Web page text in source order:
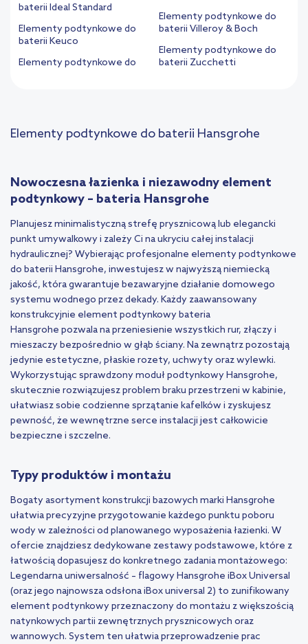
baterii Ideal Standard
Elementy podtynkowe do
baterii Keuco
Elementy podtynkowe do
Elementy podtynkowe do
baterii Villeroy & Boch
Elementy podtynkowe do
baterii Zucchetti
Elementy podtynkowe do baterii Hansgrohe
Nowoczesna łazienka i niezawodny element
podtynkowy – bateria Hansgrohe
Planujesz minimalistyczną strefę prysznicową lub elegancki
punkt umywalkowy i zależy Ci na ukryciu całej instalacji
hydraulicznej? Wybierając profesjonalne elementy podtynkowe
do baterii Hansgrohe, inwestujesz w najwyższą niemiecką
jakość, która gwarantuje bezawaryjne działanie domowego
systemu wodnego przez dekady. Każdy zaawansowany
konstrukcyjnie element podtynkowy bateria
Hansgrohe pozwala na przeniesienie wszystkich rur, złączy i
mieszaczy bezpośrednio w głąb ściany. Na zewnątrz pozostają
jedynie estetyczne, płaskie rozety, uchwyty oraz wylewki.
Wykorzystując sprawdzonymoduł podtynkowy Hansgrohe,
skutecznie rozwiązujesz problem braku przestrzeni w kabinie,
ułatwiasz sobie codzienne sprzątanie kafelków i zyskujesz
pewność, że wewnętrzne serce instalacji jest całkowicie
bezpieczne i szczelne.
Typy produktów i montażu
Bogaty asortyment konstrukcji bazowych marki Hansgrohe
ułatwia precyzyjne przygotowanie każdego punktu poboru
wody w zależności od planowanego wyposażenia łazienki. W
ofercie znajdziesz dedykowane zestawy podstawowe, które z
łatwością dopasujesz do konkretnego zadania montażowego:
Legendarna uniwersalność – flagowyHansgrohe iBoxUniversal
(oraz jego najnowsza odsłona iBox universal 2) to zunifikowany
element podtynkowy przeznaczony do montażu z większością
natynkowych partii zewnętrznych prysznicowych oraz
wannowych. System ten ułatwia przeprowadzenie prac